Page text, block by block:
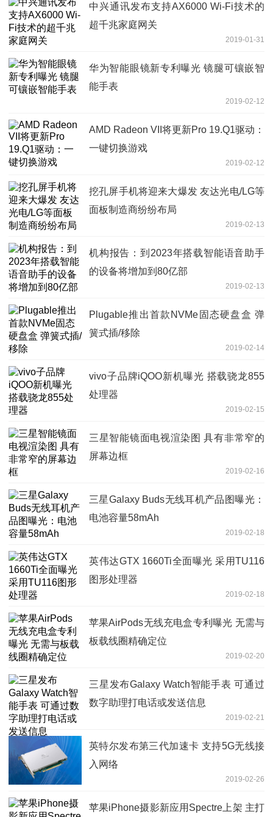
中兴通讯发布支持AX6000 Wi-Fi技术的
超千兆家庭网关
2019-01-31
华为智能眼镜新专利曝光 镜腿可镶嵌智
能手表
2019-02-12
AMD Radeon VII将更新Pro 19.Q1驱动：
一键切换游戏
2019-02-12
挖孔屏手机将迎来大爆发 友达光电/LG等
面板制造商纷纷布局
2019-02-13
机构报告：到2023年搭载智能语音助手
的设备将增加到80亿部
2019-02-13
Plugable推出首款NVMe固态硬盘盒 弹
簧式插/移除
2019-02-14
vivo子品牌iQOO新机曝光 搭载骁龙855
处理器
2019-02-15
三星智能镜面电视渲染图 具有非常窄的
屏幕边框
2019-02-16
三星Galaxy Buds无线耳机产品图曝光：
电池容量58mAh
2019-02-18
英伟达GTX 1660Ti全面曝光 采用TU116
图形处理器
2019-02-18
苹果AirPods无线充电盒专利曝光 无需与
板载线圈精确定位
2019-02-20
三星发布Galaxy Watch智能手表 可通过
数字助理打电话或发送信息
2019-02-21
英特尔发布第三代加速卡 支持5G无线接
入网络
2019-02-26
苹果iPhone摄影新应用Spectre上架 主打